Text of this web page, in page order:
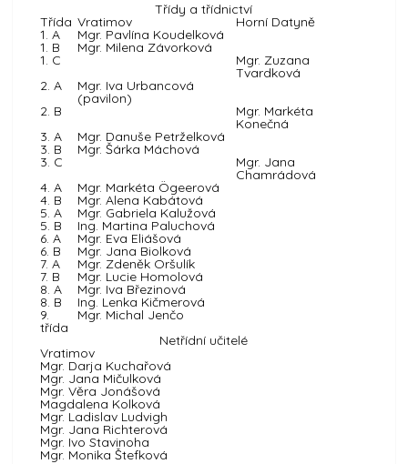
Třídy a třídnictví
Třída Vratimov Horní Datyně
1. A Mgr. Pavlína Koudelková
1. B Mgr. Milena Závorková
1. C Mgr. Zuzana
Tvardková
2. A Mgr. Iva Urbancová
(pavilon)
2. B Mgr. Markéta
Konečná
3. A Mgr. Danuše Petrželková
3. B Mgr. Šárka Máchová
3. C Mgr. Jana
Chamrádová
4. A Mgr. Markéta Ögeerová
4. B Mgr. Alena Kabátová
5. A Mgr. Gabriela Kalužová
5. B Ing. Martina Paluchová
6. A Mgr. Eva Eliášová
6. B Mgr. Jana Biolková
7. A Mgr. Zdeněk Oršulík
7. B Mgr. Lucie Homolová
8. A Mgr. Iva Březinová
8. B Ing. Lenka Kičmerová
9.
třída
Mgr. Michal Jenčo
Netřídní učitelé
Vratimov
Mgr. Darja Kuchařová
Mgr. Jana Mičulková
Mgr. Věra Jonášová
Magdalena Kolková
Mgr. Ladislav Ludvigh
Mgr. Jana Richterová
Mgr. Ivo Stavinoha
Mgr. Monika Štefková